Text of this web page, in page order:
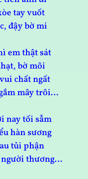
tay vuốt
đậy bờ mi
em thật sát
bờ môi
chất ngất
mây trôi…
nay tối sẫm
hàn sương
tủi phận
người thương…